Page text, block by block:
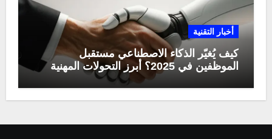
أخبار التقنية
كيف يُغيّر الذكاء الاصطناعي مستقبل
الموظفين في 2025؟ أبرز التحولات المهنية